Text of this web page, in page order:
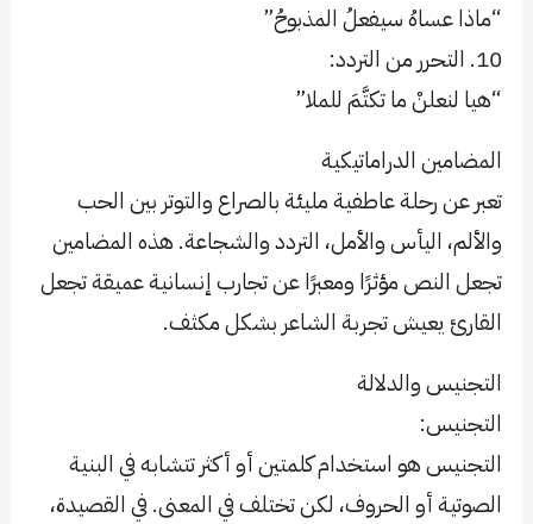
“ماذا عساهُ سيفعلُ المذبوحُ”
10. التحرر من التردد:
“هيا لنعلنْ ما تكتَّمَ للملا”
المضامين الدراماتيكية
تعبر عن رحلة عاطفية مليئة بالصراع والتوتر بين الحب
والألم، اليأس والأمل، التردد والشجاعة. هذه المضامين
تجعل النص مؤثرًا ومعبرًا عن تجارب إنسانية عميقة تجعل
القارئ يعيش تجربة الشاعر بشكل مكثف.
التجنيس والدلالة
التجنيس:
التجنيس هو استخدام كلمتين أو أكثر تتشابه في البنية
الصوتية أو الحروف، لكن تختلف في المعنى. في القصيدة،